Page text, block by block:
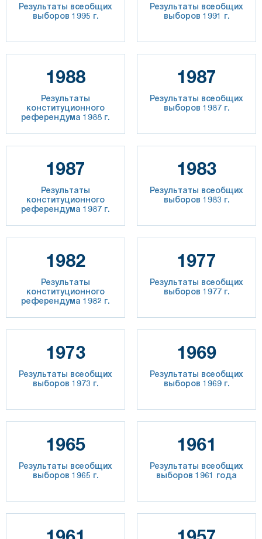
Результаты всеобщих
выборов 1995 г.
Результаты всеобщих
выборов 1991 г.
1988
Результаты
конституционного
референдума 1988 г.
1987
Результаты всеобщих
выборов 1987 г.
1987
Результаты
конституционного
референдума 1987 г.
1983
Результаты всеобщих
выборов 1983 г.
1982
Результаты
конституционного
референдума 1982 г.
1977
Результаты всеобщих
выборов 1977 г.
1973
Результаты всеобщих
выборов 1973 г.
1969
Результаты всеобщих
выборов 1969 г.
1965
Результаты всеобщих
выборов 1965 г.
1961
Результаты всеобщих
выборов 1961 года